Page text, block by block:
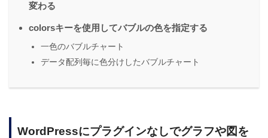
変わる
colorsキーを使用してバブルの色を指定する
一色のバブルチャート
データ配列毎に色分けしたバブルチャート
WordPressにプラグインなしでグラフや図を